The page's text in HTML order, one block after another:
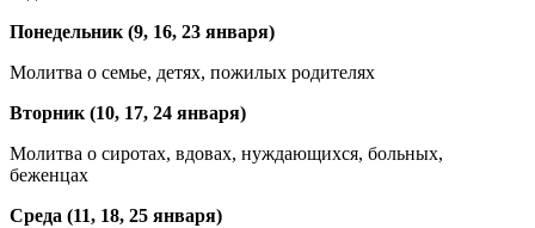
Понедельник (9, 16, 23 января)
Молитва о семье, детях, пожилых родителях
Вторник (10, 17, 24 января)
Молитва о сиротах, вдовах, нуждающихся, больных,
беженцах
Среда (11, 18, 25 января)